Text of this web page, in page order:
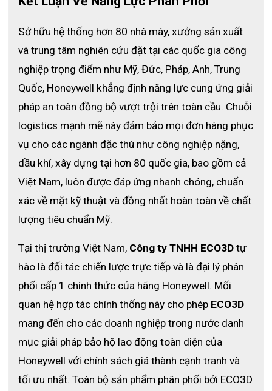
Các phiên bản được thiết kế theo từng tính năng
GasAlert Micro 5 Series có sẵn các phiên bản khuếch
tán hoặc phiên bản bơm
GasAlert Micro 5 Series đồng thời theo dõi và hiển thị 5
mối nguy tiềm ẩn trong khí quyển
Phiên bản GasAlert Micro 5 sử dụng bộ điều khiển PID
có thể phát hiện được VOCs (các chất hữu cơ dạng rắn
Sở hữu hệ thống hơn 80 nhà máy, xưởng sản xuất
và trung tâm nghiên cứu đặt tại các quốc gia công
nghiệp trọng điểm như Mỹ, Đức, Pháp, Anh, Trung
Quốc, Honeywell khẳng định năng lực cung ứng giải
pháp an toàn đồng bộ vượt trội trên toàn cầu. Chuỗi
logistics mạnh mẽ này đảm bảo mọi đơn hàng phục
vụ cho các ngành đặc thù như công nghiệp nặng,
dầu khí, xây dựng tại hơn 80 quốc gia, bao gồm cả
Việt Nam, luôn được đáp ứng nhanh chóng, chuẩn
xác về mặt kỹ thuật và đồng nhất hoàn toàn về chất
lượng tiêu chuẩn Mỹ.
Tại thị trường Việt Nam, Công ty TNHH ECO3D tự
hào là đối tác chiến lược trực tiếp và là đại lý phân
phối cấp 1 chính thức của hãng Honeywell. Mối
quan hệ hợp tác chính thống này cho phép ECO3D
mang đến cho các doanh nghiệp trong nước danh
mục giải pháp bảo hộ lao động toàn diện của
Honeywell với chính sách giá thành cạnh tranh và
tối ưu nhất. Toàn bộ sản phẩm phân phối bởi ECO3D